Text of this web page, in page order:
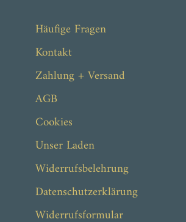
Häufige Fragen
Kontakt
Zahlung + Versand
AGB
Cookies
Unser Laden
Widerrufsbelehrung
Datenschutzerklärung
Widerrufsformular